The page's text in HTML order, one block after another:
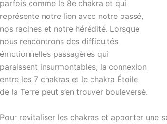
parfois comme le 8e chakra et qui
représente notre lien avec notre passé,
nos racines et notre hérédité. Lorsque
nous rencontrons des difficultés
émotionnelles passagères qui
paraissent insurmontables, la connexion
entre les 7 chakras et le chakra Étoile
de la Terre peut s’en trouver bouleversé.
Pour revitaliser les chakras et apporter une